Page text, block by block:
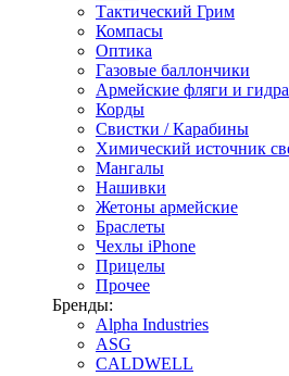
Тактический Грим
Компасы
Оптика
Газовые баллончики
Армейские фляги и
Корды
Свистки / Карабины
Химический источник
Мангалы
Нашивки
Жетоны армейские
Браслеты
Чехлы iPhone
Прицелы
Прочее
Бренды:
Alpha Industries
ASG
CALDWELL